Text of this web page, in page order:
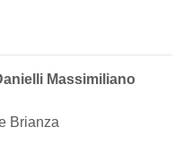
Massimiliano
Brianza